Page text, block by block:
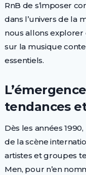
RnB de s’imposer
dans l’univers de la
nous allons
sur la musique
essentiels.
tendances
Dès les années
de la scène
artistes et groupes
Men, pour n’en